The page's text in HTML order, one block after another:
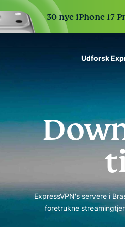
30 nye iPhone 17
Udforsk
to deploy, simple to
scale.
ExpressVPN's servere i
foretrukne